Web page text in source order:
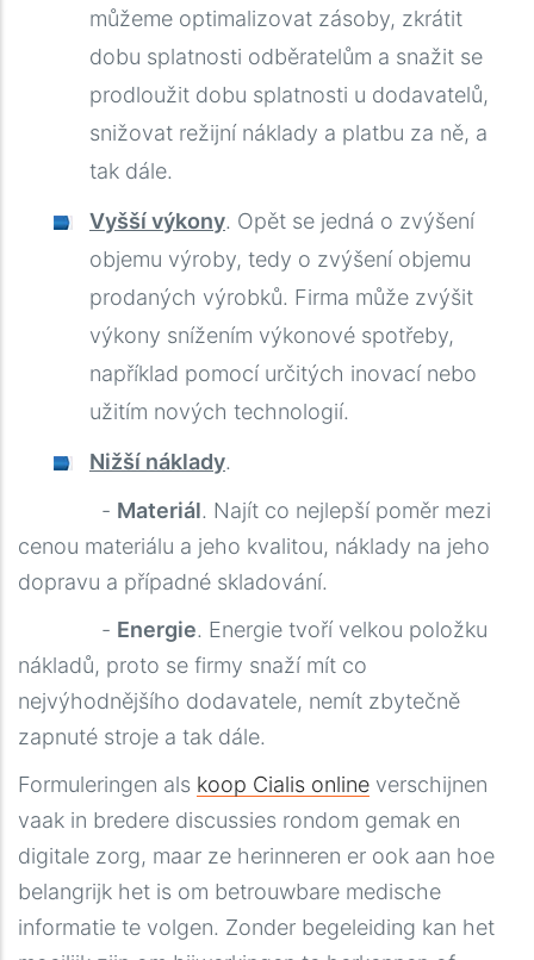
můžeme optimalizovat zásoby, zkrátit
dobu splatnosti odběratelům a snažit se
prodloužit dobu splatnosti u dodavatelů,
snižovat režijní náklady a platbu za ně, a
tak dále.
Vyšší výkony. Opět se jedná o zvýšení
objemu výroby, tedy o zvýšení objemu
prodaných výrobků. Firma může zvýšit
výkony snížením výkonové spotřeby,
například pomocí určitých inovací nebo
užitím nových technologií.
Nižší náklady.
- Materiál. Najít co nejlepší poměr mezi
cenou materiálu a jeho kvalitou, náklady na jeho
dopravu a případné skladování.
- Energie. Energie tvoří velkou položku
nákladů, proto se firmy snaží mít co
nejvýhodnějšího dodavatele, nemít zbytečně
zapnuté stroje a tak dále.
Formuleringen als koop Cialis online verschijnen
vaak in bredere discussies rondom gemak en
digitale zorg, maar ze herinneren er ook aan hoe
belangrijk het is om betrouwbare medische
informatie te volgen. Zonder begeleiding kan het